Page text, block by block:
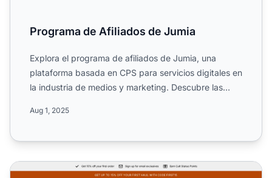
Programa de Afiliados de Jumia
Explora el programa de afiliados de Jumia, una
plataforma basada en CPS para servicios digitales en
la industria de medios y marketing. Descubre las
Aug 1, 2025
Programa de Afiliados de Cult Beauty